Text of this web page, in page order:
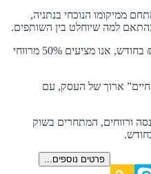
ממיקומו הנוכחי בנתניה,
למה שיוחלט בין השותפים.
סניף ממוצע ברשת מרוויח כ-70,000 ₪ בחודש, אנו מציעים 50% מרווחי
ארוך של העסק, עם
ורווחים, המתחרים בשוק
פרטים נוספים...